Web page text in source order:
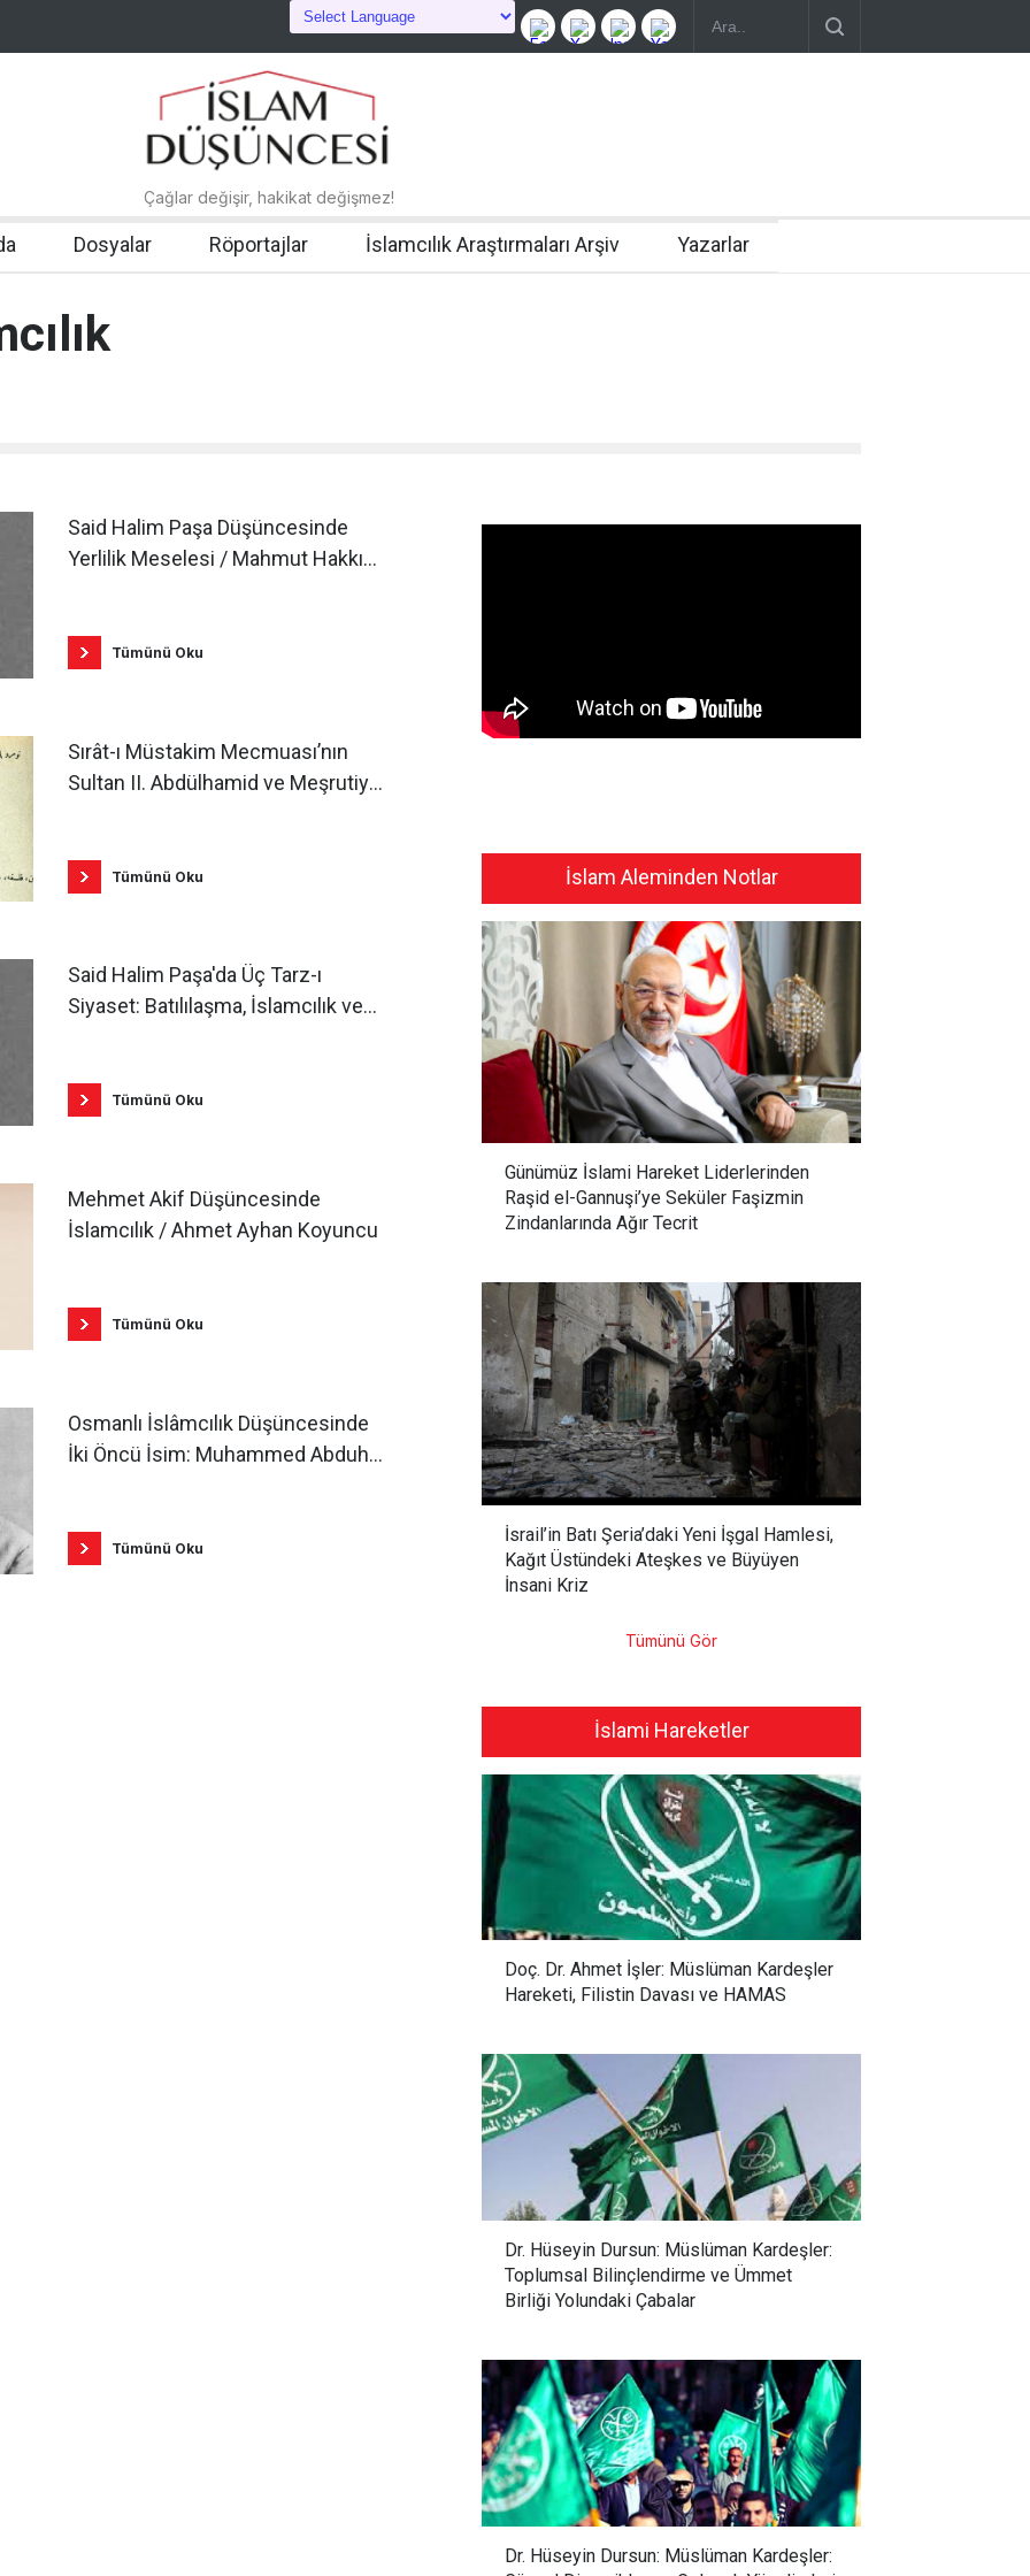
Çağlar değişir, hakikat değişmez!
Dosyalar Röportajlar İslamcılık Araştırmaları Arşiv Yazarlar
Said Halim Paşa Düşüncesinde
Yerlilik Meselesi / Mahmut Hakkı
Tümünü Oku
Sırât-ı Müstakim Mecmuası’nın
Sultan II. Abdülhamid ve Meşrutiyet
Tümünü Oku
Said Halim Paşa'da Üç Tarz-ı
Siyaset: Batılılaşma, İslamcılık ve
Tümünü Oku
Mehmet Akif Düşüncesinde
İslamcılık / Ahmet Ayhan Koyuncu
Tümünü Oku
Osmanlı İslâmcılık Düşüncesinde
İki Öncü İsim: Muhammed Abduh
Tümünü Oku
İslam Aleminden Notlar
Günümüz İslami Hareket Liderlerinden
Raşid el-Gannuşi’ye Seküler Faşizmin
Zindanlarında Ağır Tecrit
İsrail’in Batı Şeria’daki Yeni İşgal Hamlesi,
Kağıt Üstündeki Ateşkes ve Büyüyen
İnsani Kriz
Tümünü Gör
İslami Hareketler
Doç. Dr. Ahmet İşler: Müslüman Kardeşler
Hareketi, Filistin Davası ve HAMAS
Dr. Hüseyin Dursun: Müslüman Kardeşler:
Toplumsal Bilinçlendirme ve Ümmet
Birliği Yolundaki Çabalar
Dr. Hüseyin Dursun: Müslüman Kardeşler: